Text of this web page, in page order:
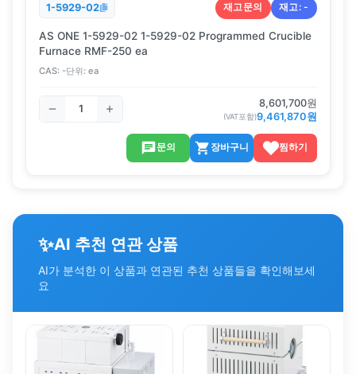
1-5929-02 재고문의 재고:-
AS ONE 1-5929-02 1-5929-02 Programmed Crucible
Furnace RMF-250 ea
CAS: -단위: ea
8,601,700원
(VAT포함)9,461,870원
문의 장바구니 찜하기
✨AI 추천 연관 상품
AI가 분석한 이 상품과 연관된 추천 상품들을 확인해보세
요